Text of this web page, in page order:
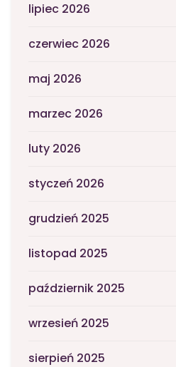
lipiec 2026
czerwiec 2026
maj 2026
marzec 2026
luty 2026
styczeń 2026
grudzień 2025
listopad 2025
październik 2025
wrzesień 2025
sierpień 2025